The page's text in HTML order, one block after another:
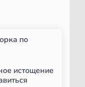
по
истощение